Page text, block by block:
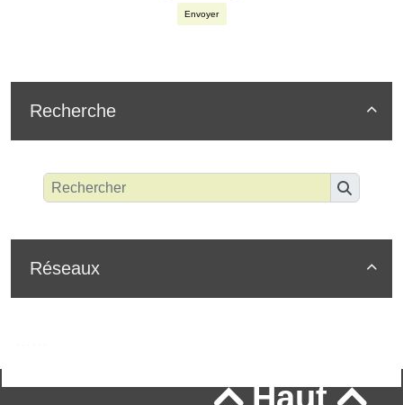
Envoyer

Recherche

Réseaux
Haut